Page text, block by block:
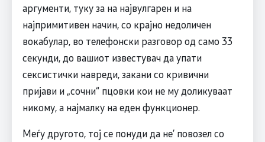
аргументи, туку за на највулгарен и на
најпримитивен начин, со крајно недоличен
вокабулар, во телефонски разговор од само 33
секунди, до вашиот известувач да упати
сексистички навреди, закани со кривични
пријави и „сочни“ пцовки кои не му доликуваат
никому, а најмалку на еден функционер.
Меѓу другото, тој се понуди да не’ повозел со